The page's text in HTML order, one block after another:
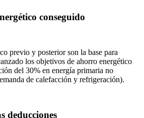
conseguido
previo y posterior son la base para
los objetivos de ahorro energético
del 30% en energía primaria no
de calefacción y refrigeración).
deducciones